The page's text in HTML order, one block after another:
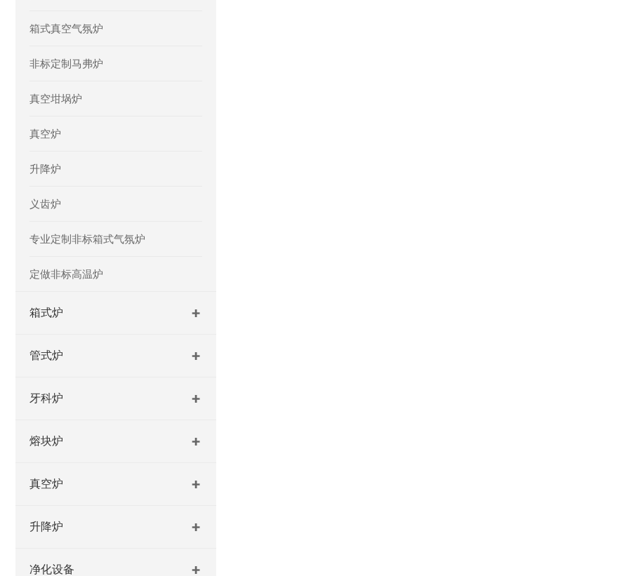
箱式真空气氛炉
非标定制马弗炉
真空坩埚炉
真空炉
升降炉
义齿炉
专业定制非标箱式气氛炉
定做非标高温炉
箱式炉
管式炉
牙科炉
熔块炉
真空炉
升降炉
净化设备